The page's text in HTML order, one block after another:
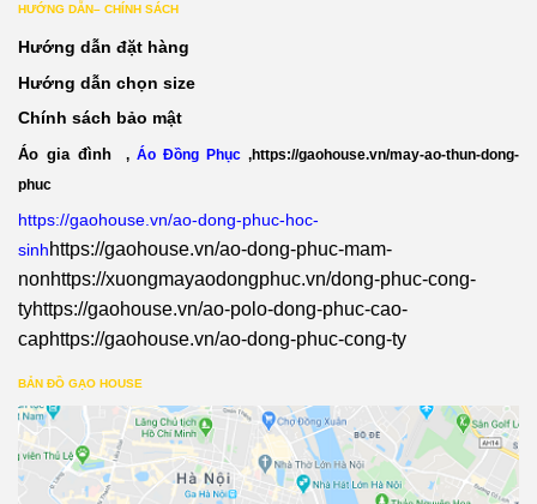
HƯỚNG DẪN– CHÍNH SÁCH
Hướng dẫn đặt hàng
Hướng dẫn chọn size
Chính sách bảo mật
Áo gia đình , Áo Đồng Phục ,https://gaohouse.vn/may-ao-thun-dong-
phuc
https://gaohouse.vn/ao-dong-phuc-hoc-
sinhhttps://gaohouse.vn/ao-dong-phuc-mam-
nonhttps://xuongmayaodongphuc.vn/dong-phuc-cong-
tyhttps://gaohouse.vn/ao-polo-dong-phuc-cao-
caphttps://gaohouse.vn/ao-dong-phuc-cong-ty
BẢN ĐỒ GẠO HOUSE